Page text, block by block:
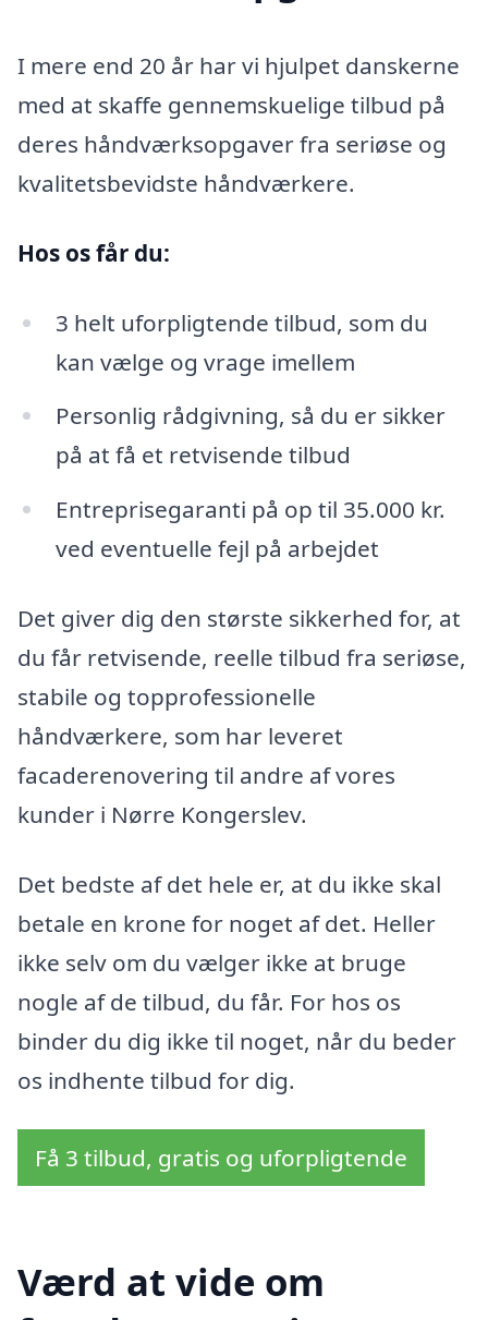
I mere end 20 år har vi hjulpet danskerne
med at skaffe gennemskuelige tilbud på
deres håndværksopgaver fra seriøse og
kvalitetsbevidste håndværkere.
Hos os får du:
3 helt uforpligtende tilbud, som du
kan vælge og vrage imellem
Personlig rådgivning, så du er sikker
på at få et retvisende tilbud
Entreprisegaranti på op til 35.000 kr.
ved eventuelle fejl på arbejdet
Det giver dig den største sikkerhed for, at
du får retvisende, reelle tilbud fra seriøse,
stabile og topprofessionelle
håndværkere, som har leveret
facaderenovering til andre af vores
kunder i Nørre Kongerslev.
Det bedste af det hele er, at du ikke skal
betale en krone for noget af det. Heller
ikke selv om du vælger ikke at bruge
nogle af de tilbud, du får. For hos os
binder du dig ikke til noget, når du beder
os indhente tilbud for dig.
Få 3 tilbud, gratis og uforpligtende
Værd at vide om